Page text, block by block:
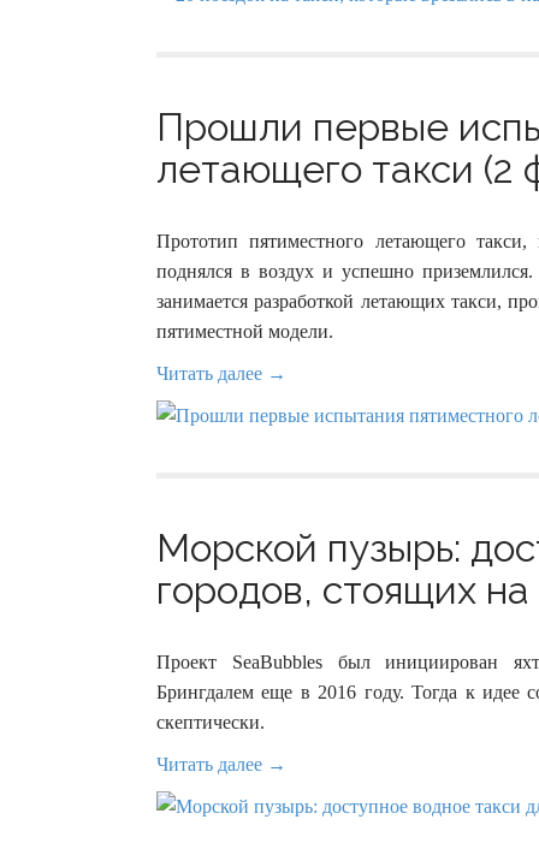
Прошли первые
летающего такси (2
Прототип пятиместного летающего
поднялся в воздух и успешно
занимается разработкой летающих такси,
пятиместной модели.
Читать далее →
Морской пузырь:
городов, стоящих
Проект SeaBubbles был инициирован
Брингдалем еще в 2016 году. Тогда к идее
скептически.
Читать далее →